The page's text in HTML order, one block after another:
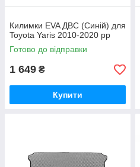
Килимки EVA ДВС (Синій) для
Toyota Yaris 2010-2020 рр
Готово до відправки
1 649 ₴
Купити